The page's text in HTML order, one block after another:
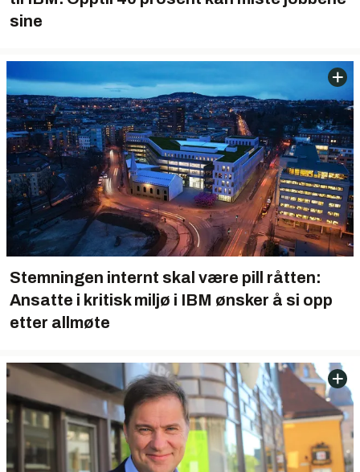
sine
Stemningen internt skal være pill råtten:
Ansatte i kritisk miljø i IBM ønsker å si opp
etter allmøte